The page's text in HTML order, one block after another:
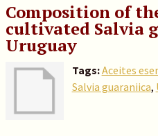
Composition of
cultivated Salvia
Uruguay
Tags:Aceites
Salvia guaraniica,